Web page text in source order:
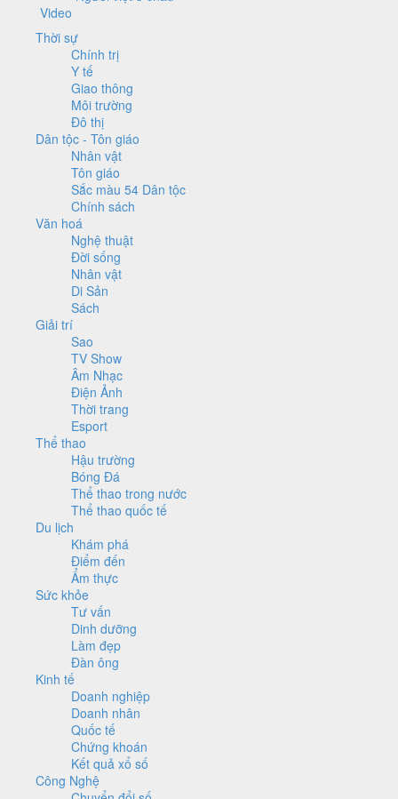
Video
Thời sự
Chính trị
Y tế
Giao thông
Môi trường
Đô thị
Dân tộc - Tôn giáo
Nhân vật
Tôn giáo
Sắc màu 54 Dân tộc
Chính sách
Văn hoá
Nghệ thuật
Đời sống
Nhân vật
Di Sản
Sách
Giải trí
Sao
TV Show
Âm Nhạc
Điện Ảnh
Thời trang
Esport
Thể thao
Hậu trường
Bóng Đá
Thể thao trong nước
Thể thao quốc tế
Du lịch
Khám phá
Điểm đến
Ẩm thực
Sức khỏe
Tư vấn
Dinh dưỡng
Làm đẹp
Đàn ông
Kinh tế
Doanh nghiệp
Doanh nhân
Quốc tế
Chứng khoán
Kết quả xổ số
Công Nghệ